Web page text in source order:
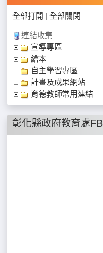
全部打開 全部關閉
連結收集
宣導專區
繪本
自主學習專區
計畫及成果網站
育德教師常用連結
彰化縣政府教育處FB